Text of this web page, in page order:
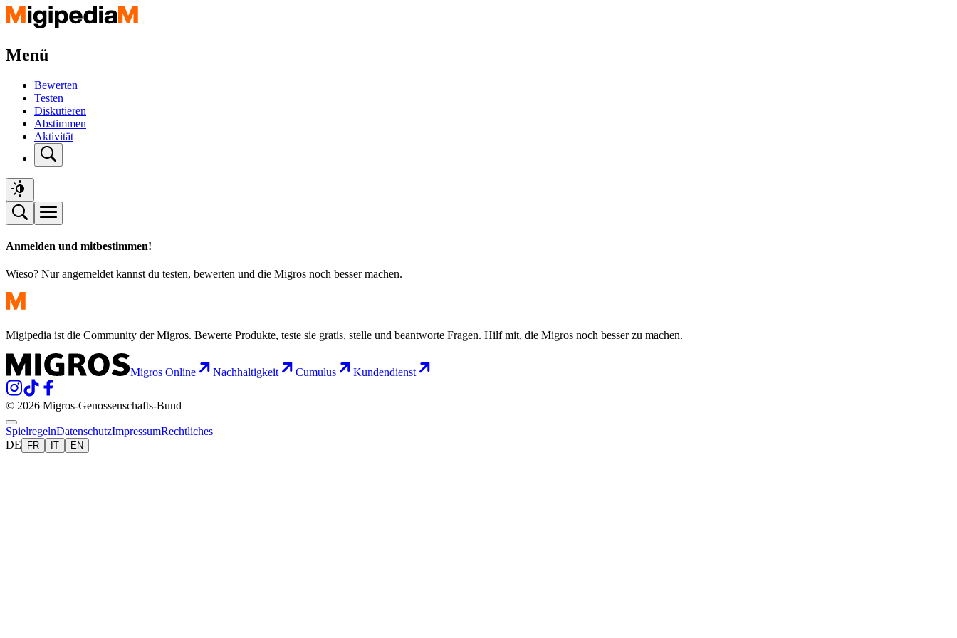
Menü
Bewerten
Testen
Diskutieren
Abstimmen
Aktivität
Anmelden und mitbestimmen!
Wieso? Nur angemeldet kannst du testen, bewerten und die Migros noch besser machen.
Migipedia ist die Community der Migros. Bewerte Produkte, teste sie gratis, stelle und beantworte Fragen. Hilf mit, die Migros noch besser zu machen.
Migros Online Nachhaltigkeit Cumulus Kundendienst
© 2026 Migros-Genossenschafts-Bund
SpielregelnDatenschutzImpressumRechtliches
DE
FR IT EN